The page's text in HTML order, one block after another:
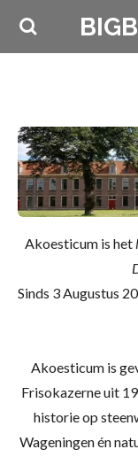
Ga
Akoesticum is het
Sinds 3 Augustus
Akoesticum is
Frisokazerne uit
historie op
Wageningen én